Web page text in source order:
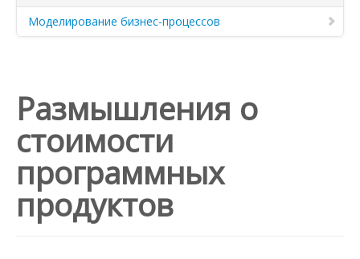
Моделирование бизнес-процессов
Размышления о
стоимости
программных
продуктов